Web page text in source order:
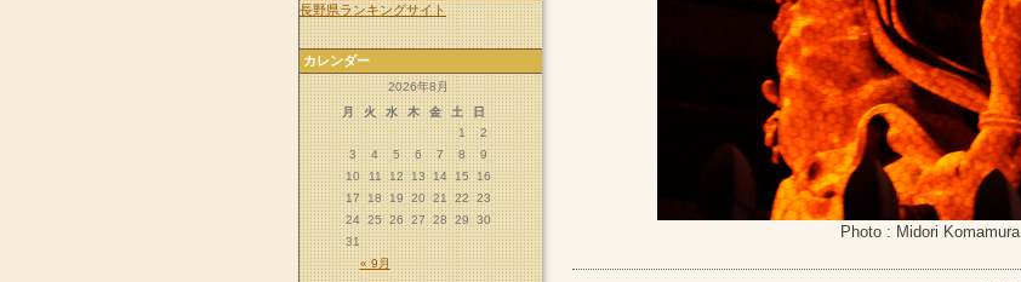
Photo : Midori Komamura
長野県ランキングサイト
カレンダー
2026年8月
月
火 水 木 金 土 日
« 9月
1
2
3
4 5 6 7 8
9
10
11 12 13 14 15
16
17
18 19 20 21 22
23
24
25 26 27 28 29
30
31